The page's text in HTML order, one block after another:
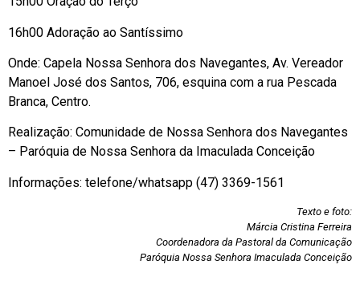
16h00 Adoração ao Santíssimo
Onde: Capela Nossa Senhora dos Navegantes, Av. Vereador
Manoel José dos Santos, 706, esquina com a rua Pescada
Branca, Centro.
Realização: Comunidade de Nossa Senhora dos Navegantes
– Paróquia de Nossa Senhora da Imaculada Conceição
Informações: telefone/whatsapp (47) 3369-1561
Texto e foto:
Márcia Cristina Ferreira
Coordenadora da Pastoral da Comunicação
Paróquia Nossa Senhora Imaculada Conceição